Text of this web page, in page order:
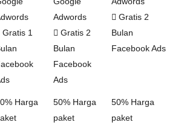
Gratis 1
Adwords
Gratis 2
Bulan
Facebook
Ads
Gratis 2
Bulan
Facebook Ads
Harga
50% Harga
paket
50% Harga
paket